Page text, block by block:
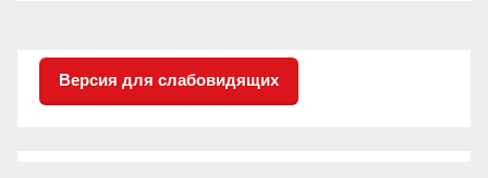
Версия для слабовидящих